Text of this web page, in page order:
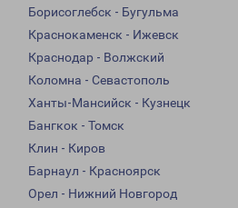
Борисоглебск - Бугульма
Краснокаменск - Ижевск
Краснодар - Волжский
Коломна - Севастополь
Ханты-Мансийск - Кузнецк
Бангкок - Томск
Клин - Киров
Барнаул - Красноярск
Орел - Нижний Новгород